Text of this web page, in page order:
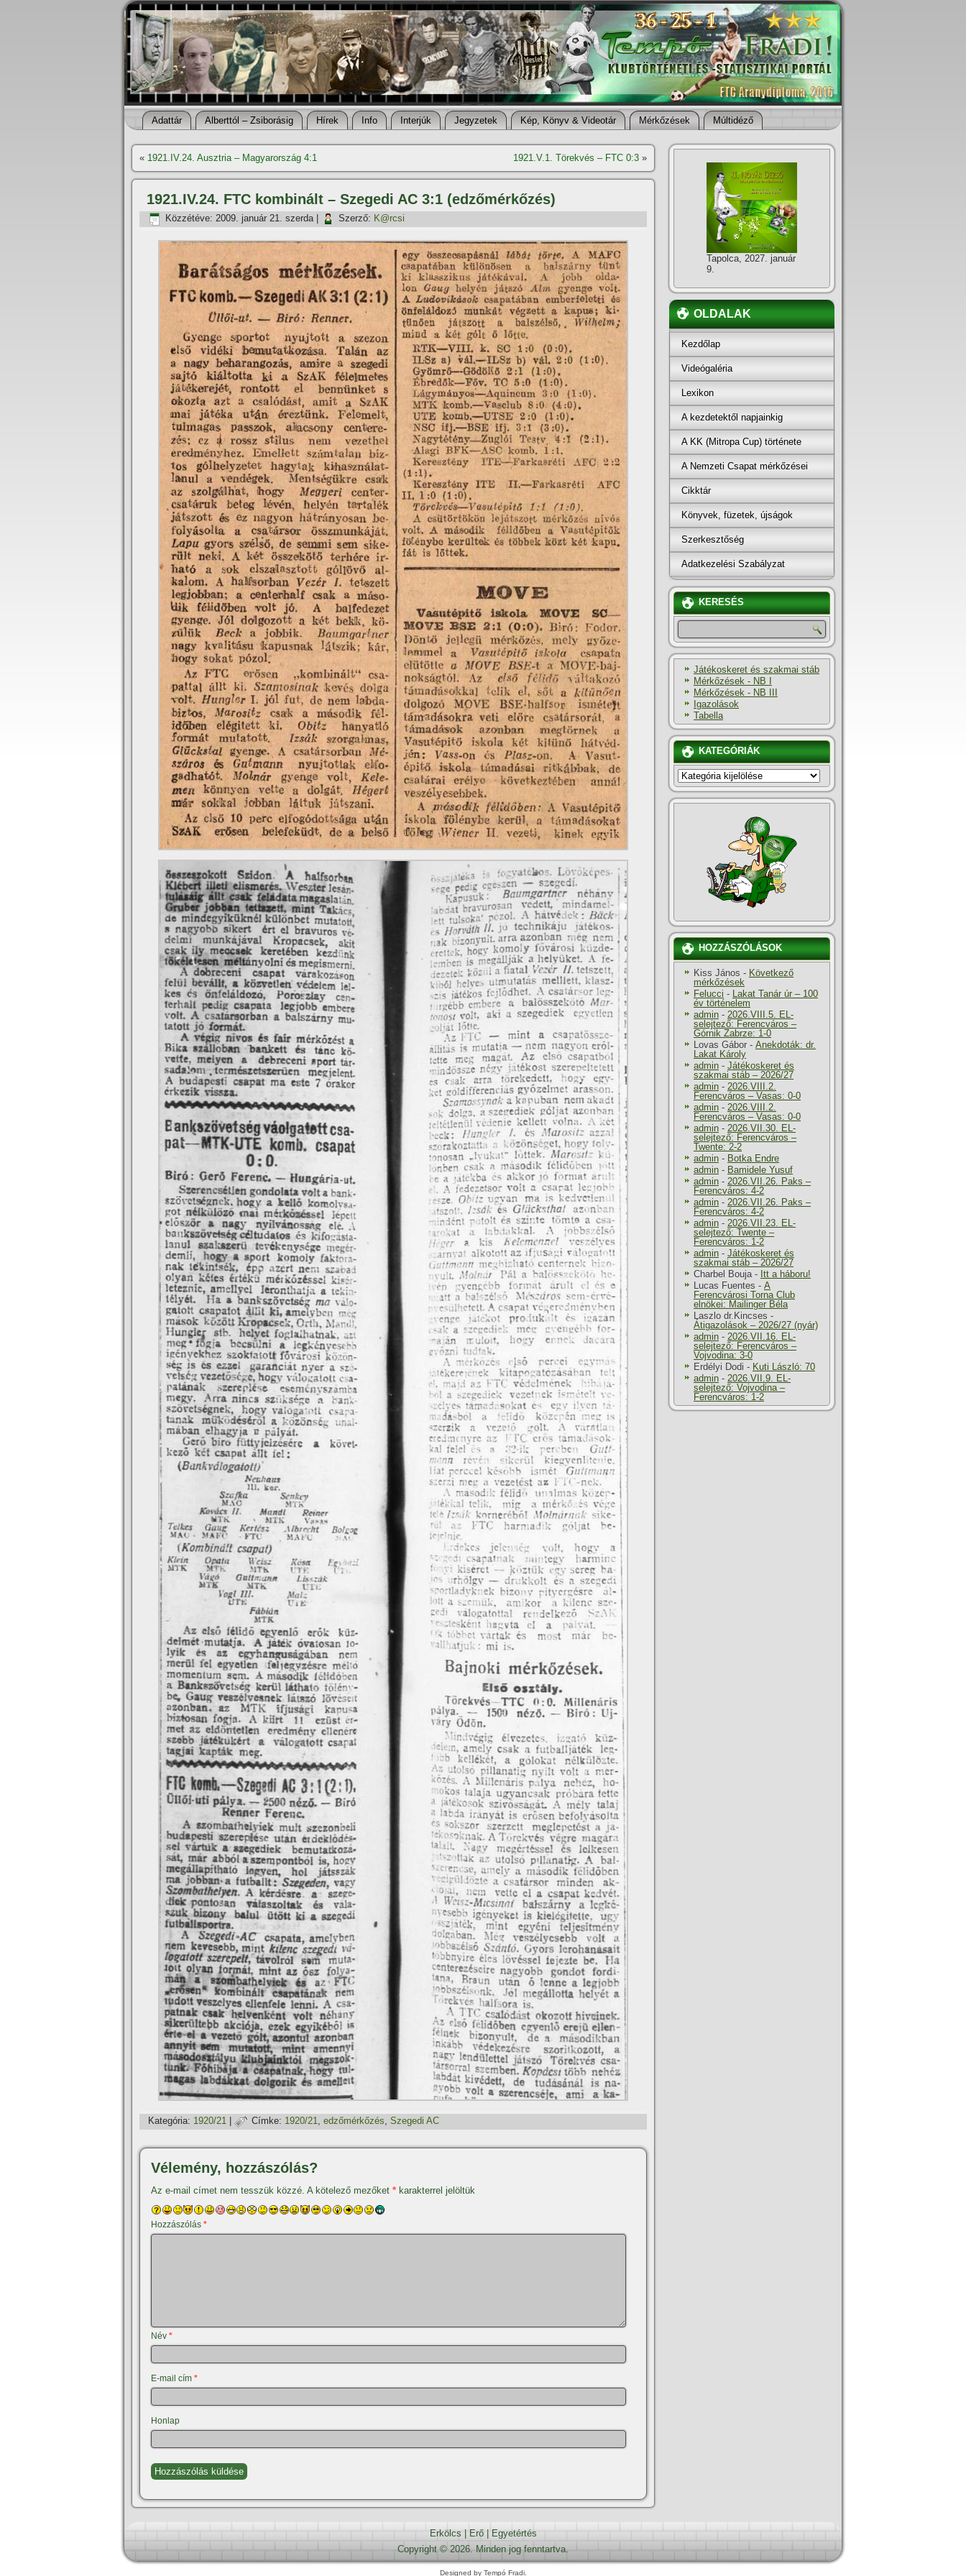
Adattár Alberttól – Zsiborásig Hí­rek Info Interjúk Jegyzetek Kép, Könyv & Videotár Mérkőzések Múltidéző
« 1921.IV.24. Ausztria – Magyarország 4:1 1921.V.1. Törekvés – FTC 0:3 »
1921.IV.24. FTC kombinált – Szegedi AC 3:1 (edzőmérkőzés)
Közzétéve: 2009. január 21. szerda| Szerző: K@rcsi
Kategória: 1920/21 Címke: 1920/21, edzőmérkőzés, Szegedi AC
Vélemény, hozzászólás?
Az e-mail címet nem tesszük közzé. A kötelező mezőket * karakterrel jelöltük
Hozzászólás *
Név *
E-mail cím *
Honlap
Tapolca, 2027. január
9.
OLDALAK
Kezdőlap
Videógaléria
Lexikon
A kezdetektől napjainkig
A KK (Mitropa Cup) története
A Nemzeti Csapat mérkőzései
Cikktár
Könyvek, füzetek, újságok
Szerkesztőség
Adatkezelési Szabályzat
KERESÉS
Játékoskeret és szakmai stáb
Mérkőzések - NB I
Mérkőzések - NB III
Igazolások
Tabella
KATEGÓRIÁK
KATEGÓRIÁK
HOZZÁSZÓLÁSOK
Kiss János - Következő
mérkőzések
Felucci - Lakat Tanár úr – 100
év történelem
admin - 2026.VIII.5. EL-
selejtező: Ferencváros –
Górnik Zabrze: 1-0
Lovas Gábor - Anekdoták: dr.
Lakat Károly
admin - Játékoskeret és
szakmai stáb – 2026/27
admin - 2026.VIII.2.
Ferencváros – Vasas: 0-0
admin - 2026.VIII.2.
Ferencváros – Vasas: 0-0
admin - 2026.VII.30. EL-
selejtező: Ferencváros –
Twente: 2-2
admin - Botka Endre
admin - Bamidele Yusuf
admin - 2026.VII.26. Paks –
Ferencváros: 4-2
admin - 2026.VII.26. Paks –
Ferencváros: 4-2
admin - 2026.VII.23. EL-
selejtező: Twente –
Ferencváros: 1-2
admin - Játékoskeret és
szakmai stáb – 2026/27
Charbel Bouja- Itt a háboru!
Lucas Fuentes - A
Ferencvárosi Torna Club
elnökei: Mailinger Béla
Laszlo dr.Kincses -
Átigazolások – 2026/27 (nyár)
admin - 2026.VII.16. EL-
selejtező: Ferencváros –
Vojvodina: 3-0
Erdélyi Dodi - Kuti László: 70
admin - 2026.VII.9. EL-
selejtező: Vojvodina –
Ferencváros: 1-2
Erkölcs Erő|
Egyetértés
Copyright © 2026. Minden jog fenntartva.
Designed by Tempó Fradi.